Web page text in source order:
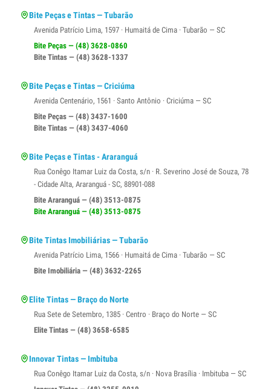
Bite Peças e Tintas — Tubarão
Avenida Patrício Lima, 1597 · Humaitá de Cima · Tubarão — SC
Bite Peças — (48) 3628-0860
Bite Tintas — (48) 3628-1337
Bite Peças e Tintas — Criciúma
Avenida Centenário, 1561 · Santo Antônio · Criciúma — SC
Bite Peças — (48) 3437-1600
Bite Tintas — (48) 3437-4060
Bite Peças e Tintas - Araranguá
Rua Conêgo Itamar Luiz da Costa, s/n · R. Severino José de Souza, 78
- Cidade Alta, Araranguá - SC, 88901-088
Bite Araranguá — (48) 3513-0875
Bite Araranguá — (48) 3513-0875
Bite Tintas Imobiliárias — Tubarão
Avenida Patrício Lima, 1566 · Humaitá de Cima · Tubarão — SC
Bite Imobiliária — (48) 3632-2265
Elite Tintas — Braço do Norte
Rua Sete de Setembro, 1385 · Centro · Braço do Norte — SC
Elite Tintas — (48) 3658-6585
Innovar Tintas — Imbituba
Rua Conêgo Itamar Luiz da Costa, s/n · Nova Brasília · Imbituba — SC